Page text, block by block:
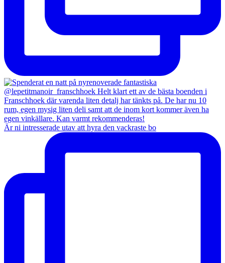
Är ni intresserade utav att hyra den vackraste bo